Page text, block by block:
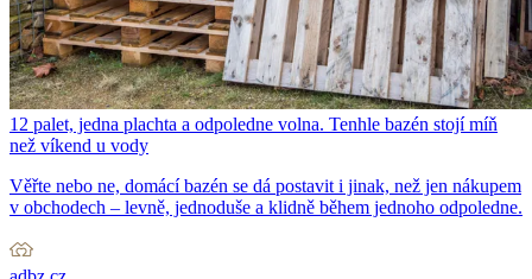
12 palet, jedna plachta a odpoledne volna. Tenhle bazén stojí míň
než víkend u vody
Věřte nebo ne, domácí bazén se dá postavit i jinak, než jen nákupem
v obchodech – levně, jednoduše a klidně během jednoho odpoledne.